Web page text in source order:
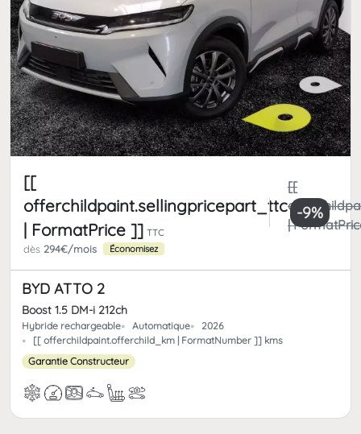
[[
offerchildpaint.sellingpricepart_ttc
| FormatPrice ]] TTC
[[
|
dès 294€/mois Économisez
-9%
BYD ATTO 2
Boost 1.5 DM-i 212ch
Hybride rechargeable Automatique
2026
[[ offerchildpaint.offerchild_km | FormatNumber ]] kms
Garantie Constructeur